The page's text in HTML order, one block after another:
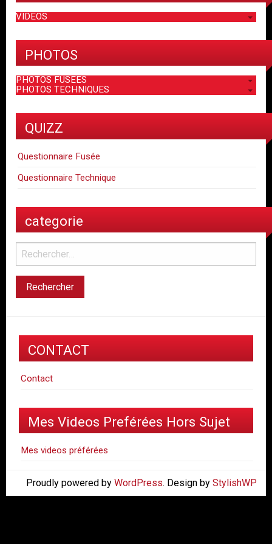
VIDEOS
PHOTOS
PHOTOS FUSEES
PHOTOS TECHNIQUES
QUIZZ
Questionnaire Fusée
Questionnaire Technique
categorie
CONTACT
Contact
Mes Videos Preférées Hors Sujet
Mes videos préférées
Proudly powered by WordPress. Design by StylishWP